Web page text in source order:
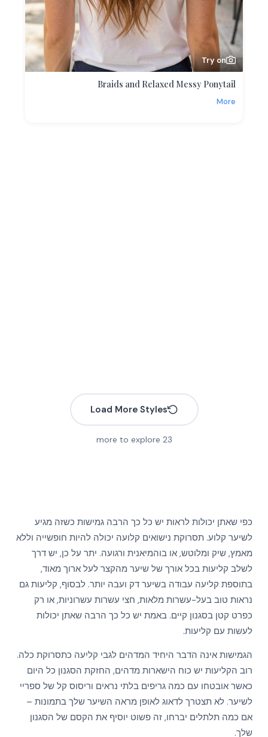
Try on
Braids and Relaxed Messy Ponytail
More
More
More
More
More
More
More
More
More
More
More
Load More Styles
23
כפי שאתן יכולות לראות יש כל כך הרבה גמישות כשזה מגיע
לשיער קלוע. תסרוקת נישואים קלועה יכולה להיות חופשייה וללא
מאמץ, שיק ומלוטש, או בוהמיאנית ורגועה. יתר על כן, יש דרך
לשלב קליעות בכל אורך של שיער מהקצר לעל ארוך מאוד,
בתוספת קליעה עבודה בשיער דק ועבה יותר. לבסוף, קליעות גם
נראות טוב בעל-עשרות מלאות, חצי עשרות עשרוניות, או רק
כפרט קטן בסגנון קיים. באמת יש כל כך הרבה שאתן יכולות
לעשות עם קליעות.
הגמישות אינה הדבר היחיד המדהים לגבי קליעה כתסרוקת כלה.
רוב הקליעות יש כוח הישארות מדהים, החזקת הסגנון כל היום
כאשר אובטחו עם כמה גריפים בלתי נראים וריסוס קל של ספריי
לשיער. לא תצטרך לדאוג לאופן מראה השיער שלך בתמונות –
אם כמה תלתלים יברחו, זה פשוט יוסיף את הקסם של הסגנון
שלך.